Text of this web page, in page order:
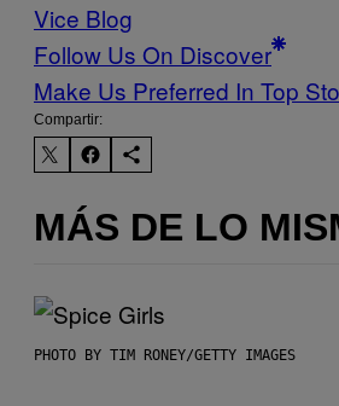
Vice Blog
Follow Us On Discover
Make Us Preferred In Top
Compartir:
MÁS DE LO
PHOTO BY TIM RONEY/GETTY IMAGES